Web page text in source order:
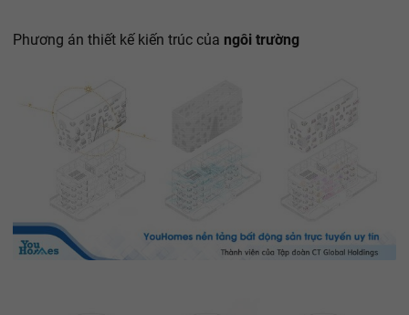
Phương án thiết kế kiến trúc của ngôi trường